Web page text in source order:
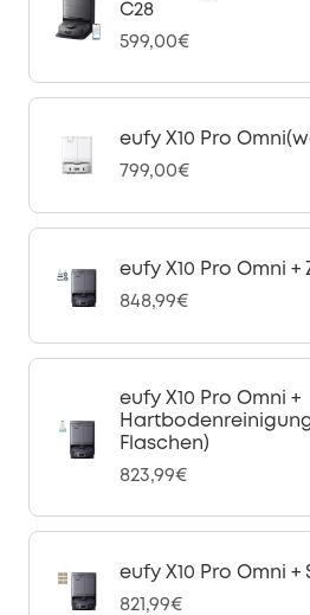
C28
599,00€
eufy X10 Pro
799,00€
eufy X10 Pro Omni
848,99€
eufy X10 Pro Omni +
Flaschen)
823,99€
eufy X10 Pro Omni
821,99€